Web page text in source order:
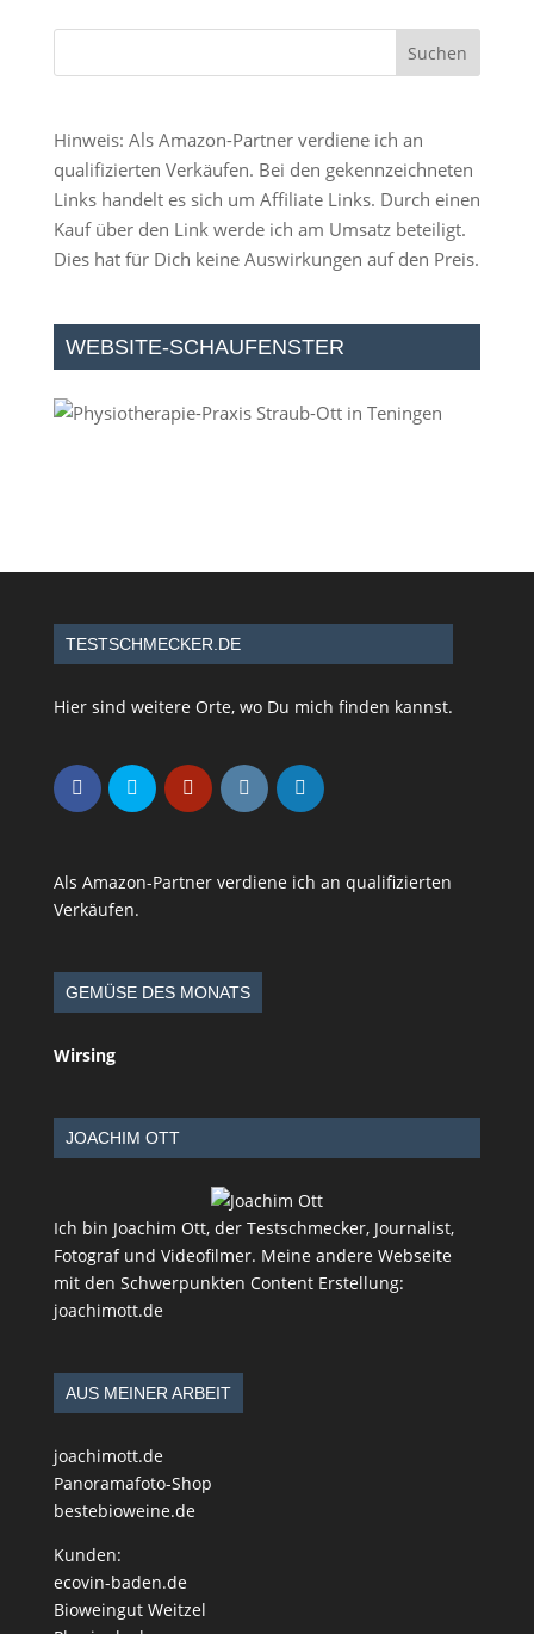
Hinweis: Als Amazon-Partner verdiene ich an
qualifizierten Verkäufen. Bei den gekennzeichneten
Links handelt es sich um Affiliate Links. Durch einen
Kauf über den Link werde ich am Umsatz beteiligt.
Dies hat für Dich keine Auswirkungen auf den Preis.
WEBSITE-SCHAUFENSTER
TESTSCHMECKER.DE
Hier sind weitere Orte, wo Du mich finden kannst.
Als Amazon-Partner verdiene ich an qualifizierten
Verkäufen.
GEMÜSE DES MONATS
Wirsing
JOACHIM OTT
Ich bin Joachim Ott, der Testschmecker, Journalist,
Fotograf und Videofilmer. Meine andere Webseite
mit den Schwerpunkten Content Erstellung:
joachimott.de
AUS MEINER ARBEIT
joachimott.de
Panoramafoto-Shop
bestebioweine.de
Kunden:
ecovin-baden.de
Bioweingut Weitzel